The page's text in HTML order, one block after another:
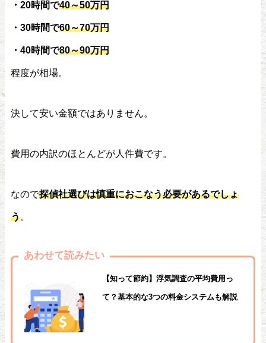
・20時間で40～50万円
・30時間で60～70万円
・40時間で80～90万円
程度が相場。
決して安い金額ではありません。
費用の内訳のほとんどが人件費です。
なので探偵社選びは慎重におこなう必要があるでしょ
う。
あわせて読みたい
【知って節約】浮気調査の平均費用っ
て？基本的な3つの料金システムも解説